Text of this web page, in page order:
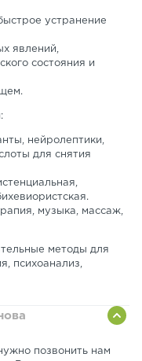
устранение
явлений,
состояния и
нейролептики,
для снятия
музыка, массаж,
методы для
психоанализ,
позвонить нам